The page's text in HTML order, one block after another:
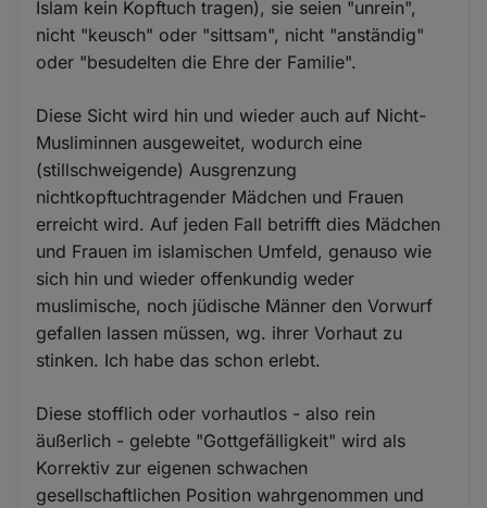
Islam kein Kopftuch tragen), sie seien "unrein",
nicht "keusch" oder "sittsam", nicht "anständig"
oder "besudelten die Ehre der Familie".
Diese Sicht wird hin und wieder auch auf Nicht-
Musliminnen ausgeweitet, wodurch eine
(stillschweigende) Ausgrenzung
nichtkopftuchtragender Mädchen und Frauen
erreicht wird. Auf jeden Fall betrifft dies Mädchen
und Frauen im islamischen Umfeld, genauso wie
sich hin und wieder offenkundig weder
muslimische, noch jüdische Männer den Vorwurf
gefallen lassen müssen, wg. ihrer Vorhaut zu
stinken. Ich habe das schon erlebt.
Diese stofflich oder vorhautlos - also rein
äußerlich - gelebte "Gottgefälligkeit" wird als
Korrektiv zur eigenen schwachen
gesellschaftlichen Position wahrgenommen und